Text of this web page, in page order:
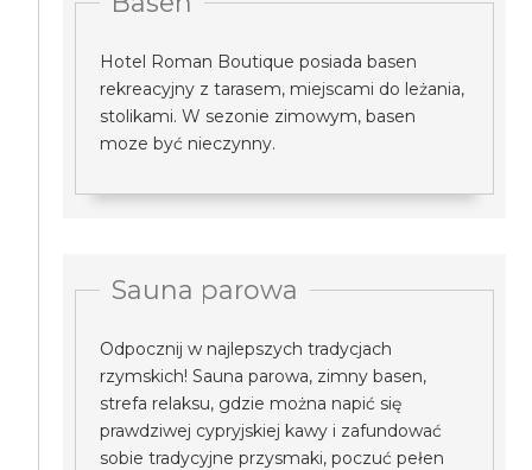
Hotel Roman Boutique posiada basen
rekreacyjny z tarasem, miejscami do leżania,
stolikami. W sezonie zimowym, basen
moze być nieczynny.
Sauna parowa
Odpocznij w najlepszych tradycjach
rzymskich! Sauna parowa, zimny basen,
strefa relaksu, gdzie można napić się
prawdziwej cypryjskiej kawy i zafundować
sobie tradycyjne przysmaki, poczuć pełen